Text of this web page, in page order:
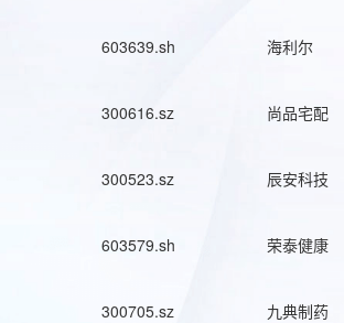
603639.sh 海利尔
300616.sz 尚品宅配
300523.sz 辰安科技
603579.sh 荣泰健康
300705.sz 九典制药